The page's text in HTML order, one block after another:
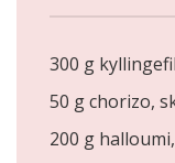
300 g
50 g chorizo,
200 g